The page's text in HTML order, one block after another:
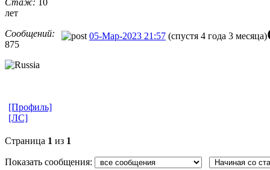
лет
Сообщений:
875
05-Мар-2023 21:57 (спустя 4 года 3 месяца)
[Профиль]
[ЛС]
Страница 1 из 1
Показать сообщения: